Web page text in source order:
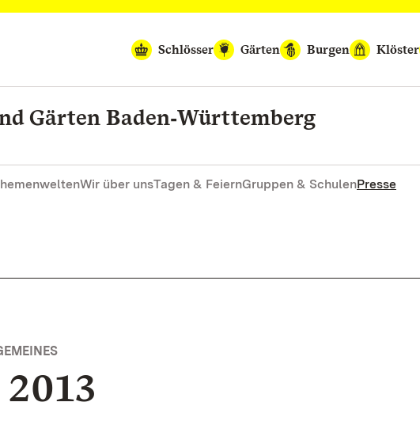
Schlösser
Gärten Burgen Klöster
Gärten Baden‑Württemberg
Wir über unsTagen & FeiernGruppen & SchulenPresse